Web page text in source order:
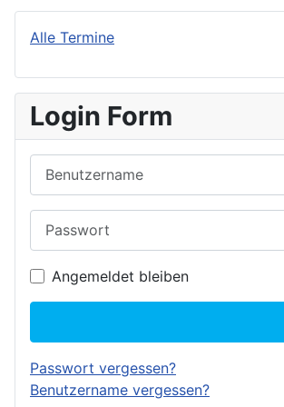
Alle Termine
Login Form
Angemeldet bleiben
Passwort vergessen?
Benutzername vergessen?